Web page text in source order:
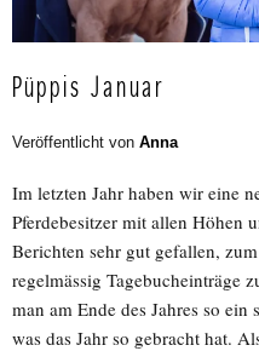
Püppis Januar
Veröffentlicht von Anna
Im letzten Jahr haben wir eine
Pferdebesitzer mit allen Höhen
Berichten sehr gut gefallen,
regelmässig Tagebucheinträge
man am Ende des Jahres so ein
was das Jahr so gebracht hat.